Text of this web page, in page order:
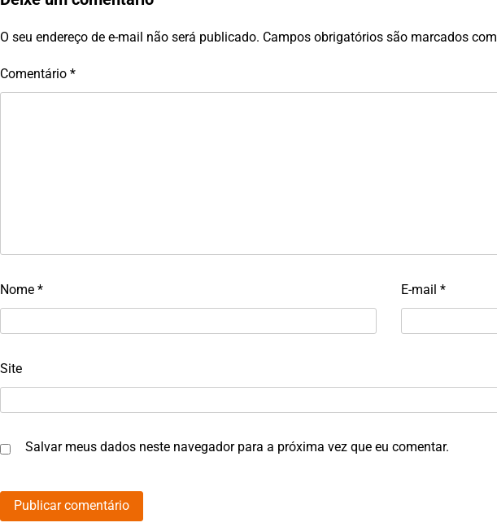
O seu endereço de e-mail não será publicado. Campos obrigatórios são marcados com
Comentário *
Nome * E-mail *
Site
Salvar meus dados neste navegador para a próxima vez que eu comentar.